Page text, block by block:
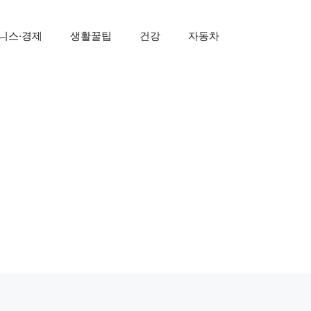
스·경제 생활꿀팁 건강 자동차